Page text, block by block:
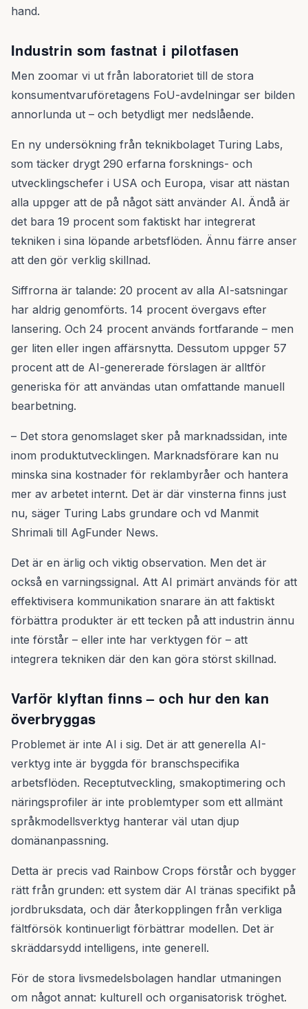
hand.
Industrin som fastnat i pilotfasen
Men zoomar vi ut från laboratoriet till de stora
konsumentvaruföretagens FoU-avdelningar ser bilden
annorlunda ut – och betydligt mer nedslående.
En ny undersökning från teknikbolaget Turing Labs,
som täcker drygt 290 erfarna forsknings- och
utvecklingschefer i USA och Europa, visar att nästan
alla uppger att de på något sätt använder AI. Ändå är
det bara 19 procent som faktiskt har integrerat
tekniken i sina löpande arbetsflöden. Ännu färre anser
att den gör verklig skillnad.
Siffrorna är talande: 20 procent av alla AI-satsningar
har aldrig genomförts. 14 procent övergavs efter
lansering. Och 24 procent används fortfarande – men
ger liten eller ingen affärsnytta. Dessutom uppger 57
procent att de AI-genererade förslagen är alltför
generiska för att användas utan omfattande manuell
bearbetning.
– Det stora genomslaget sker på marknadssidan, inte
inom produktutvecklingen. Marknadsförare kan nu
minska sina kostnader för reklambyråer och hantera
mer av arbetet internt. Det är där vinsterna finns just
nu, säger Turing Labs grundare och vd Manmit
Shrimali till AgFunder News.
Det är en ärlig och viktig observation. Men det är
också en varningssignal. Att AI primärt används för att
effektivisera kommunikation snarare än att faktiskt
förbättra produkter är ett tecken på att industrin ännu
inte förstår – eller inte har verktygen för – att
integrera tekniken där den kan göra störst skillnad.
Varför klyftan finns – och hur den kan
överbryggas
Problemet är inte AI i sig. Det är att generella AI-
verktyg inte är byggda för branschspecifika
arbetsflöden. Receptutveckling, smakoptimering och
näringsprofiler är inte problemtyper som ett allmänt
språkmodellsverktyg hanterar väl utan djup
domänanpassning.
Detta är precis vad Rainbow Crops förstår och bygger
rätt från grunden: ett system där AI tränas specifikt på
jordbruksdata, och där återkopplingen från verkliga
fältförsök kontinuerligt förbättrar modellen. Det är
skräddarsydd intelligens, inte generell.
För de stora livsmedelsbolagen handlar utmaningen
om något annat: kulturell och organisatorisk tröghet.